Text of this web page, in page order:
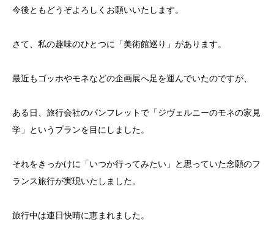
今後ともどうぞよろしくお願いいたします。
さて、私の趣味のひとつに「美術館巡り」があります。
最近もゴッホやモネなどの企画展へ足を運んでいたのですが、
ある日、旅行会社のパンフレットで「ジヴェルニーのモネの家見
学」というプランを目にしました。
それをきっかけに「いつか行ってみたい」と思っていた念願のフ
ランス旅行が実現いたしました。
旅行中は連日快晴に恵まれました。